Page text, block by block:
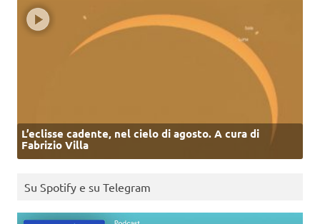
L’eclisse cadente, nel cielo di agosto. A cura di
Fabrizio Villa
Su Spotify e su Telegram